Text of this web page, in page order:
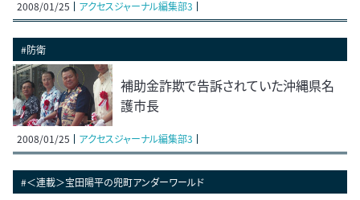
2008/01/25 アクセスジャーナル編集部3
#防衛
補助金詐欺で告訴されていた沖縄県名
護市長
2008/01/25 アクセスジャーナル編集部3
#＜連載＞宝田陽平の兜町アンダーワールド